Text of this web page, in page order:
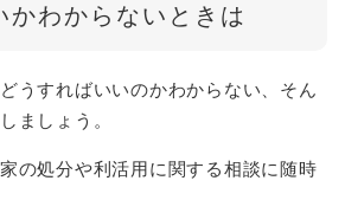
かわからないときは
うすればいいのかわからない、そん
ましょう。
の処分や利活用に関する相談に随時